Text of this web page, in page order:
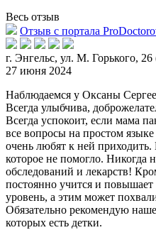
Весь отзыв
Отзыв с портала
г. Энгельс, ул. М. Горького,
27 июня 2024
Наблюдаемся у Оксаны
Всегда улыбчива,
Всегда успокоит, если мама
все вопросы на простом языке
очень любят к ней приходить.
которое не помогло. Никогда
обследований и лекарств!
постоянно учится и
уровень, а этим может
Обязательно рекомендую
которых есть детки.